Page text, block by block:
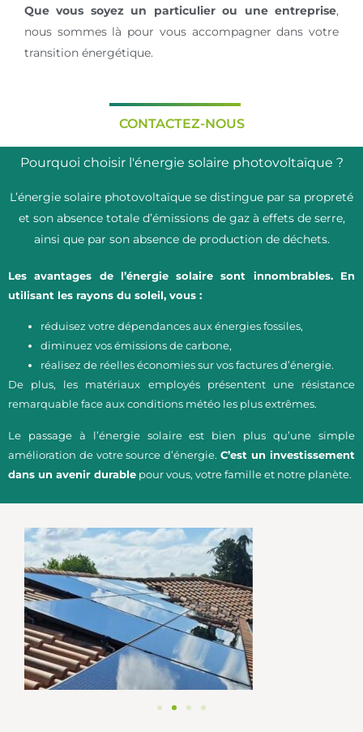
Que vous soyez un particulier ou une entreprise,
nous sommes là pour vous accompagner dans votre
transition énergétique.
CONTACTEZ-NOUS
Pourquoi choisir l'énergie solaire photovoltaïque ?
L’énergie solaire photovoltaïque se distingue par sa propreté
et son absence totale d’émissions de gaz à effets de serre,
ainsi que par son absence de production de déchets.
Les avantages de l’énergie solaire sont innombrables. En
utilisant les rayons du soleil, vous :
réduisez votre dépendances aux énergies fossiles,
diminuez vos émissions de carbone,
réalisez de réelles économies sur vos factures d’énergie.
De plus, les matériaux employés présentent une résistance
remarquable face aux conditions météo les plus extrêmes.
Le passage à l’énergie solaire est bien plus qu’une simple
amélioration de votre source d’énergie. C’est un investissement
dans un avenir durable pour vous, votre famille et notre planète.